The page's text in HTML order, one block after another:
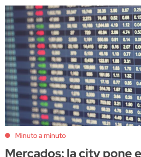
Minuto a minuto
Mercados: la city pone